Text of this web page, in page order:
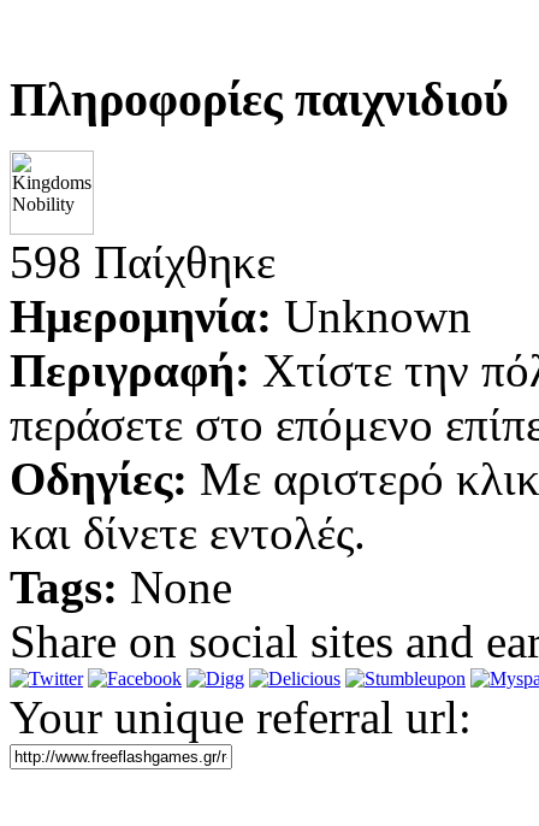
Πληροφορίες παιχνιδιού
598 Παίχθηκε
Ημερομηνία: Unknown
Περιγραφή: Χτίστε την
περάσετε στο επόμενο
Οδηγίες: Με αριστερό κλικ
και δίνετε εντολές.
Tags: None
Share on social sites and
Your unique referral url: